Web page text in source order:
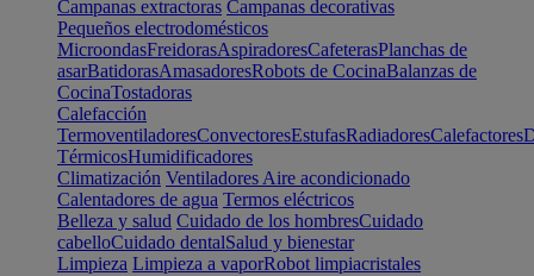
Campanas extractoras Campanas decorativas
Pequeños electrodomésticos
MicroondasFreidorasAspiradoresCafeterasPlanchas de
asarBatidorasAmasadoresRobots de CocinaBalanzas de
CocinaTostadoras
Calefacción
TermoventiladoresConvectoresEstufasRadiadoresCalefactores
TérmicosHumidificadores
Climatización Ventiladores Aire acondicionado
Calentadores de agua Termos eléctricos
Belleza y salud Cuidado de los hombresCuidado
cabelloCuidado dentalSalud y bienestar
Limpieza Limpieza a vaporRobot limpiacristales